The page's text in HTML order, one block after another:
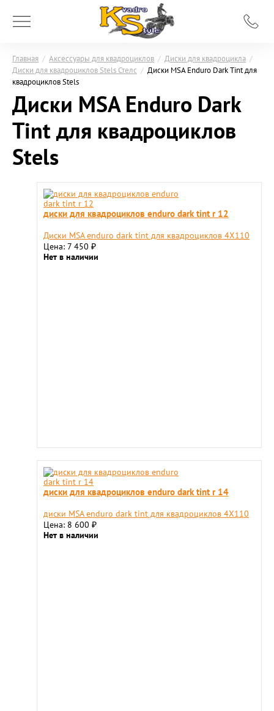
Главная / Аксессуары для квадроциклов / Диски для квадроцикла /
Диски для квадроциклов Stels Стелс / Диски MSA Enduro Dark Tint для
квадроциклов Stels
Диски MSA Enduro Dark
Tint для квадроциклов
Stels
диски для квадроциклов enduro dark tint r 12
Диски MSA enduro dark tint для квадроциклов 4X110
Цена: 7 450 ₽
Нет в наличии
диски для квадроциклов enduro dark tint r 14
диски MSA enduro dark tint для квадроциклов 4X110
Цена: 8 600 ₽
Нет в наличии